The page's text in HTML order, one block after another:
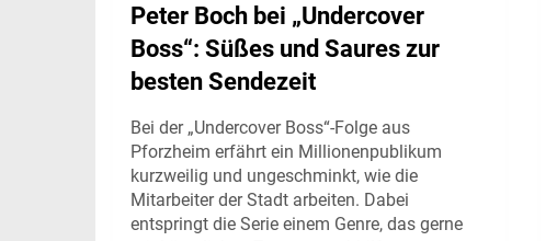
Peter Boch bei „Undercover
Boss“: Süßes und Saures zur
besten Sendezeit
Bei der „Undercover Boss“-Folge aus
Pforzheim erfährt ein Millionenpublikum
kurzweilig und ungeschminkt, wie die
Mitarbeiter der Stadt arbeiten. Dabei
entspringt die Serie einem Genre, das gerne